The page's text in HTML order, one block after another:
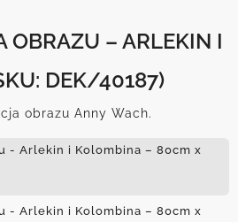
OBRAZU – ARLEKIN I
DEK/40187)
obrazu Anny Wach.
- Arlekin i Kolombina – 80cm x
- Arlekin i Kolombina – 80cm x